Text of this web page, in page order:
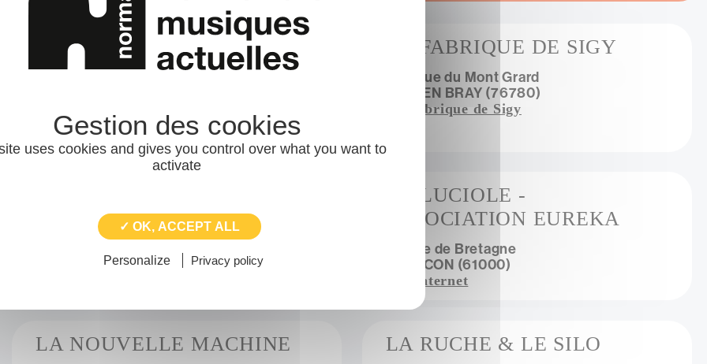
LA FABRIK A SONS LA FABRIQUE DE SIGY
264, rue du Mont Grard
SIGY EN BRAY (76780)
La Fabrique de Sigy
2 rue Saint-Martin
VIRE NORMANDIE (14500)
Site internet
LA LUCIOLE -
ASSOCIATION EUREKA
171 rue de Bretagne
ALENCON (61000)
Site internet
LA NOUVELLE MACHINE LA RUCHE & LE SILO
uses cookies and gives you control over what you want to
activate
✓ OK, ACCEPT ALL
Personalize Privacy policy